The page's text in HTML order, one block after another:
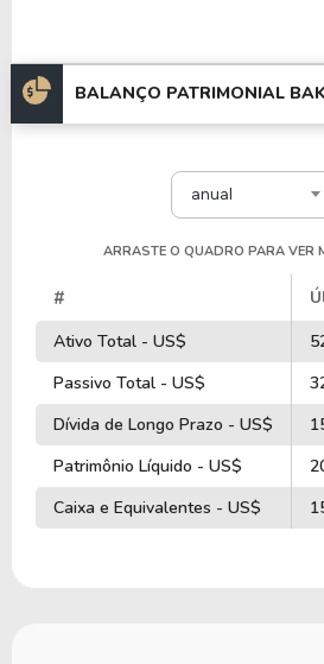
BALANÇO PATRIMONIAL
anual
ARRASTE O QUADRO PARA VER
#
Ativo Total - US$
Passivo Total - US$
Dívida de Longo Prazo - US$
Patrimônio Líquido - US$
Caixa e Equivalentes - US$